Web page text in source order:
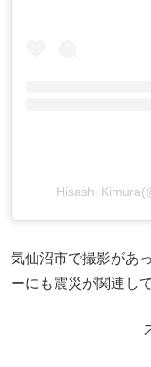
Hisashi
気仙沼市で撮影があ
ーにも震災が関連し